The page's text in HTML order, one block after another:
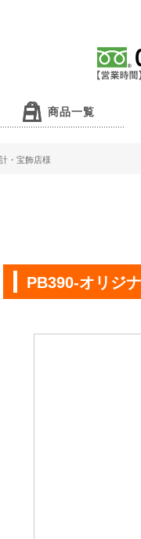
商品一覧
・宝飾店様
PB390-オリジ